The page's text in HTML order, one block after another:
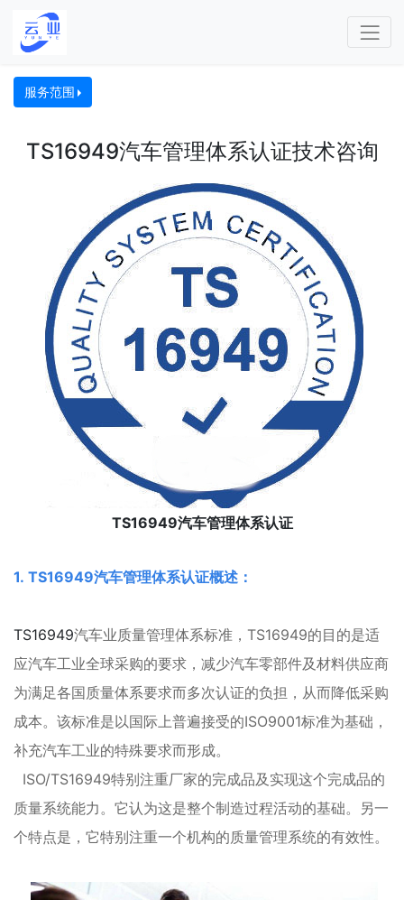
服务范围
TS16949汽车管理体系认证技术咨询
TS16949汽车管理体系认证
1. TS16949汽车管理体系认证概述：
TS16949汽车业质量管理体系标准，TS16949的目的是适
应汽车工业全球采购的要求，减少汽车零部件及材料供应商
为满足各国质量体系要求而多次认证的负担，从而降低采购
成本。该标准是以国际上普遍接受的ISO9001标准为基础，
补充汽车工业的特殊要求而形成。
ISO/TS16949特别注重厂家的完成品及实现这个完成品的
质量系统能力。它认为这是整个制造过程活动的基础。另一
个特点是，它特别注重一个机构的质量管理系统的有效性。